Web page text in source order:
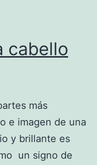
cabello
más
e imagen de una
y brillante es
un signo de